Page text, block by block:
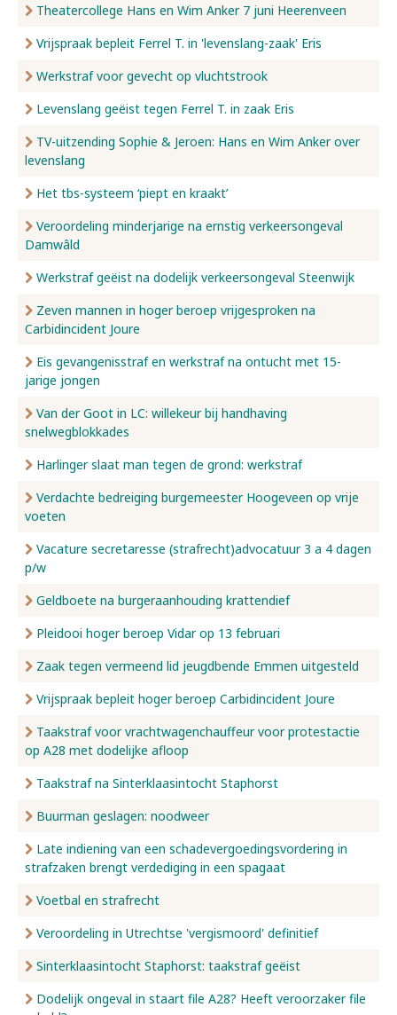
Theatercollege Hans en Wim Anker 7 juni Heerenveen
Vrijspraak bepleit Ferrel T. in 'levenslang-zaak' Eris
Werkstraf voor gevecht op vluchtstrook
Levenslang geëist tegen Ferrel T. in zaak Eris
TV-uitzending Sophie & Jeroen: Hans en Wim Anker over
levenslang
Het tbs-systeem ‘piept en kraakt’
Veroordeling minderjarige na ernstig verkeersongeval
Damwâld
Werkstraf geëist na dodelijk verkeersongeval Steenwijk
Zeven mannen in hoger beroep vrijgesproken na
Carbidincident Joure
Eis gevangenisstraf en werkstraf na ontucht met 15-
jarige jongen
Van der Goot in LC: willekeur bij handhaving
snelwegblokkades
Harlinger slaat man tegen de grond: werkstraf
Verdachte bedreiging burgemeester Hoogeveen op vrije
voeten
Vacature secretaresse (strafrecht)advocatuur 3 a 4 dagen
p/w
Geldboete na burgeraanhouding krattendief
Pleidooi hoger beroep Vidar op 13 februari
Zaak tegen vermeend lid jeugdbende Emmen uitgesteld
Vrijspraak bepleit hoger beroep Carbidincident Joure
Taakstraf voor vrachtwagenchauffeur voor protestactie
op A28 met dodelijke afloop
Taakstraf na Sinterklaasintocht Staphorst
Buurman geslagen: noodweer
Late indiening van een schadevergoedingsvordering in
strafzaken brengt verdediging in een spagaat
Voetbal en strafrecht
Veroordeling in Utrechtse 'vergismoord' definitief
Sinterklaasintocht Staphorst: taakstraf geëist
Dodelijk ongeval in staart file A28? Heeft veroorzaker file